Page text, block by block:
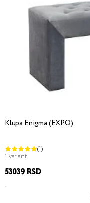
Klupa Enigma (EXPO)
(1)
1 variant
53039 RSD